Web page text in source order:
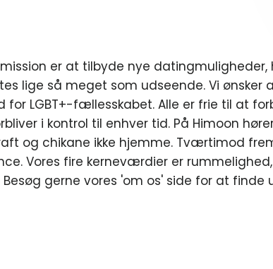
er at tilbyde nye datingmuligheder,
lige så meget som udseende. Vi ønsker
for LGBT+-fællesskabet. Alle er frie til at
i kontrol til enhver tid. På Himoon
og chikane ikke hjemme. Tværtimod
Vores fire kerneværdier er
Besøg gerne vores 'om os' side for at